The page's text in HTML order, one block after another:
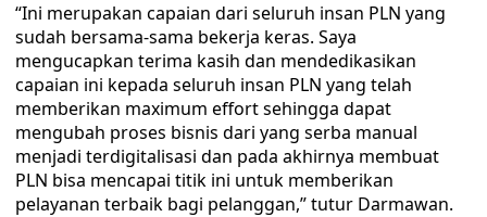
“Ini merupakan capaian dari seluruh insan PLN yang
sudah bersama-sama bekerja keras. Saya
mengucapkan terima kasih dan mendedikasikan
capaian ini kepada seluruh insan PLN yang telah
memberikan maximum effort sehingga dapat
mengubah proses bisnis dari yang serba manual
menjadi terdigitalisasi dan pada akhirnya membuat
PLN bisa mencapai titik ini untuk memberikan
pelayanan terbaik bagi pelanggan,” tutur Darmawan.